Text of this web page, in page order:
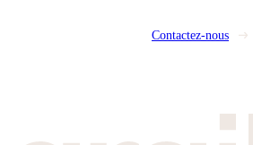
Contactez-nous